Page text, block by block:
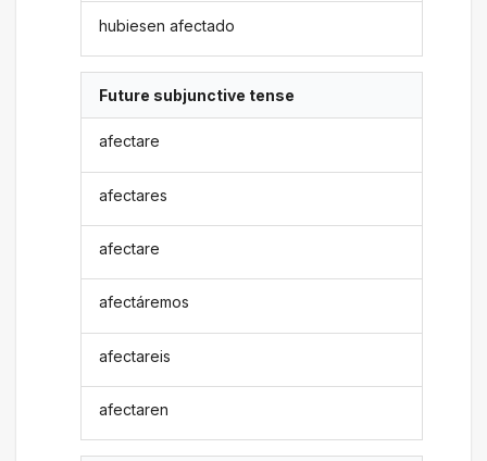
hubiesen afectado
Future subjunctive tense
afectare
afectares
afectare
afectáremos
afectareis
afectaren